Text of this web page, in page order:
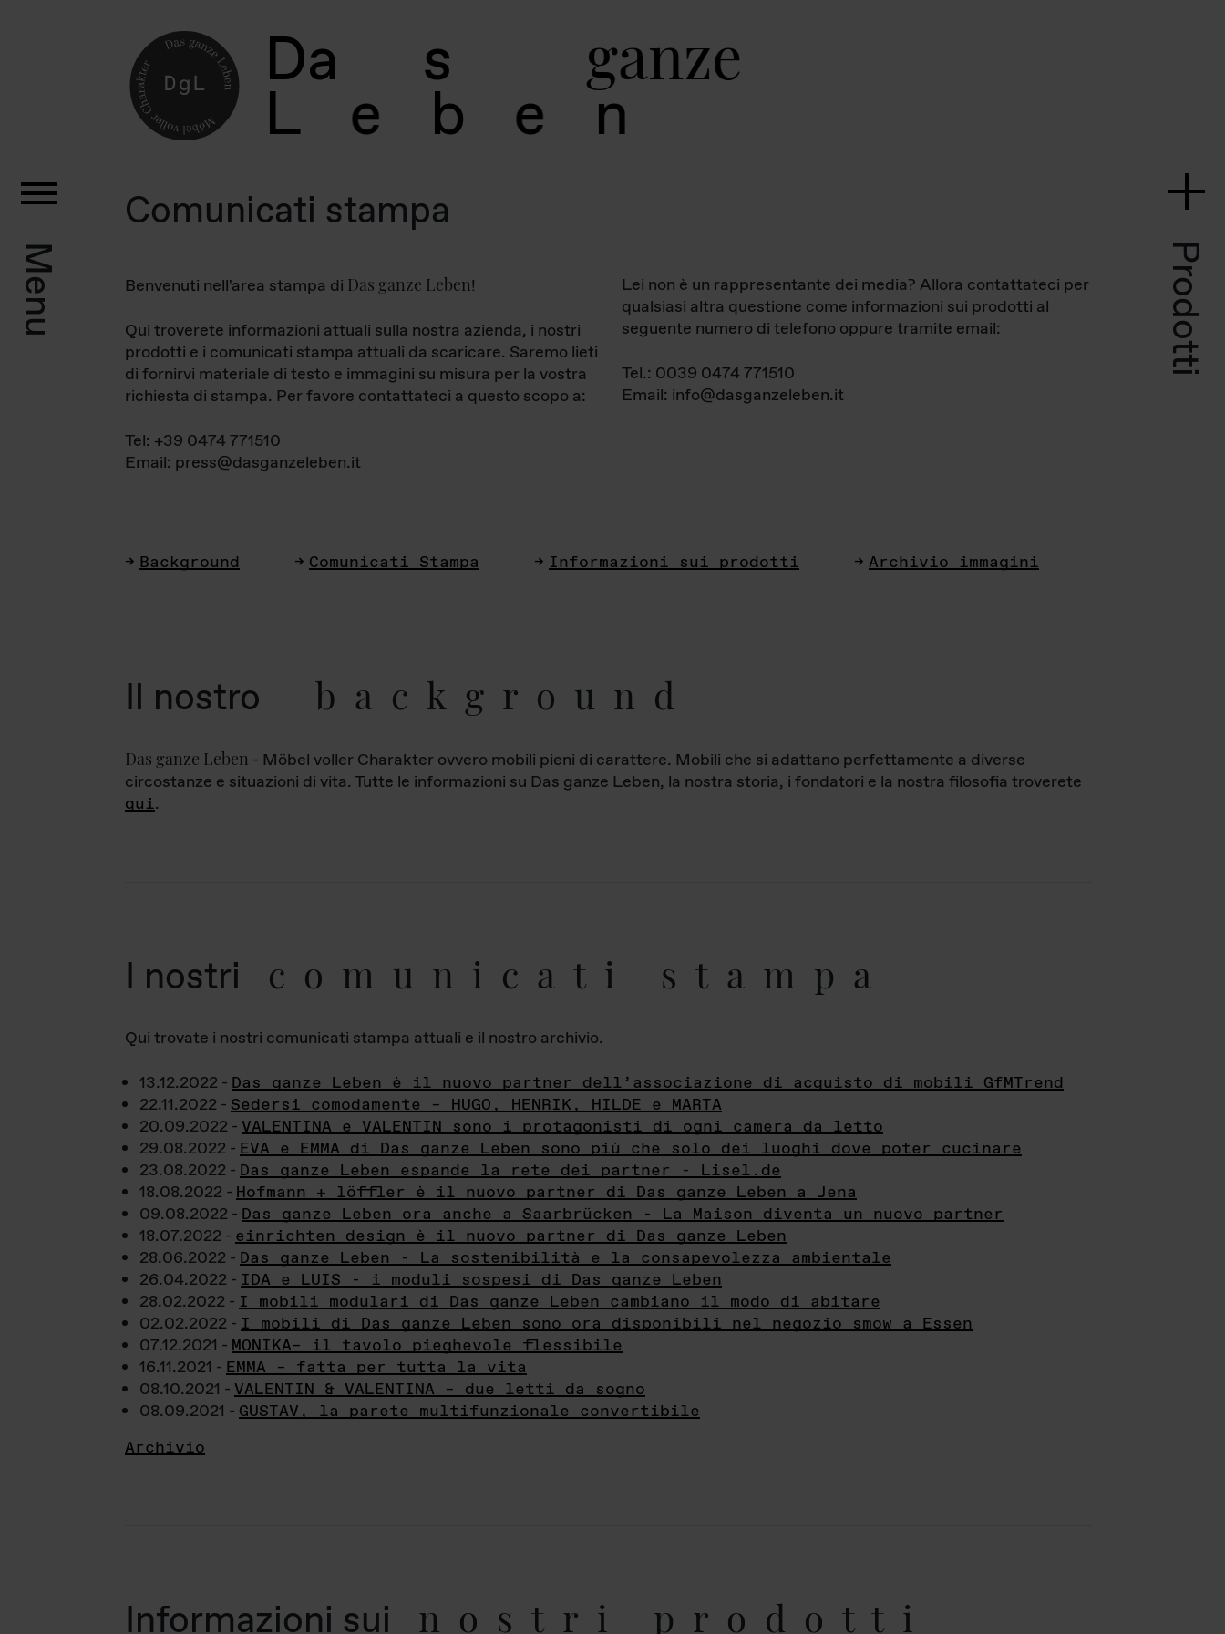
Da s ganz
L e b
Menu Prodotti
Comunicati stampa
Benvenuti nell'area stampa di Das ganze Leben!
Qui troverete informazioni attuali sulla nostra azienda, i nostri
prodotti e i comunicati stampa attuali da scaricare. Saremo lieti
di fornirvi materiale di testo e immagini su misura per la vostra
richiesta di stampa. Per favore contattateci a questo scopo a:
Tel: +39 0474 771510
Email: press@dasganzeleben.it
Lei non è un rappresentante dei media? Allora contattateci per
qualsiasi altra questione come informazioni sui prodotti al
seguente numero di telefono oppure tramite email:
Tel.: 0039 0474 771510
Email: info@dasganzeleben.it
Background Comunicati Stampa Informazioni sui prodotti Archivio immagini
Il nostro background
Das ganze Leben - Möbel voller Charakter ovvero mobili pieni di carattere. Mobili che si adattano perfettamente a diverse
circostanze e situazioni di vita. Tutte le informazioni su Das ganze Leben, la nostra storia, i fondatori e la nostra filosofia troverete
qui.
I nostri comunicati stampa
Qui trovate i nostri comunicati stampa attuali e il nostro archivio.
13.12.2022 - Das ganze Leben è il nuovo partner dell’associazione di acquisto di mobili GfMTrend
22.11.2022 - Sedersi comodamente – HUGO, HENRIK, HILDE e MARTA
20.09.2022 - VALENTINA e VALENTIN sono i protagonisti di ogni camera da letto
29.08.2022 - EVA e EMMA di Das ganze Leben sono più che solo dei luoghi dove poter cucinare
23.08.2022 - Das ganze Leben espande la rete dei partner - Lisel.de
18.08.2022 - Hofmann + löffler è il nuovo partner di Das ganze Leben a Jena
09.08.2022 - Das ganze Leben ora anche a Saarbrücken - La Maison diventa un nuovo partner
18.07.2022 - einrichten design è il nuovo partner di Das ganze Leben
28.06.2022 - Das ganze Leben - La sostenibilità e la consapevolezza ambientale
26.04.2022 - IDA e LUIS - i moduli sospesi di Das ganze Leben
28.02.2022 - I mobili modulari di Das ganze Leben cambiano il modo di abitare
02.02.2022 - I mobili di Das ganze Leben sono ora disponibili nel negozio smow a Essen
07.12.2021 - MONIKA– il tavolo pieghevole flessibile
16.11.2021 - EMMA – fatta per tutta la vita
08.10.2021 - VALENTIN & VALENTINA – due letti da sogno
08.09.2021 - GUSTAV, la parete multifunzionale convertibile
Archivio
Informazioni sui nostri prodotti